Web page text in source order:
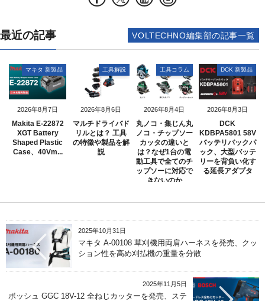
最近の記事
2026年8月7日
マキタ 新製品
Makita E-22872
XGT Battery
Shaped Plastic
Case、40Vm...
2026年8月6日
工具解説
マルチドライバド
リルとは？ 工具
の特徴や製品を解
説
2026年8月4日
工具コラム
丸ノコ・集じん丸
ノコ・チップソー
カッタの違いと
は？なぜ1台の電
動工具で全てのチ
ップソーに対応で
きないのか
2026年8月3日
DCK 新製品
DCK
KDBPA5801 58V
バッテリバックパ
ック、大型バッテ
リーを背負い化す
る延長アダプタ
VOLTECHNO編集部の記事一覧
2025年10月31日
マキタ A-00108 草刈機用両肩ハーネスを発売、クッ
ション性を高め刈払機の重量を分散
2025年11月5日
ボッシュ GGC 18V-12 全ねじカッターを発売、ステ